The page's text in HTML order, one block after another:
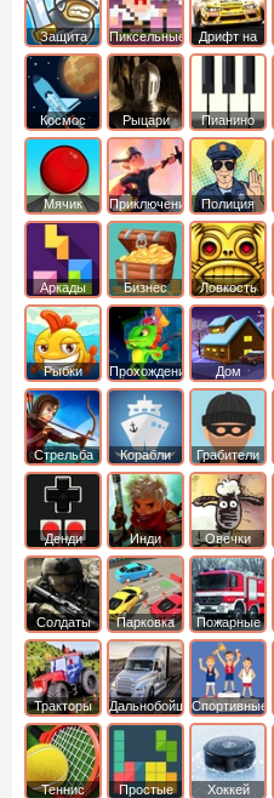
Защита
королевства
Пиксельные
Дрифт на
машинах
Космос Рыцари Пианино
Мячик Приключения Полиция
Аркады
Бизнес
симуляторы
Ловкость
Рыбки Прохождение Дом
Cтрельба
из лука
Корабли Грабители
Денди Инди
Овечки
идут домой
Солдаты
Парковка
машин
Пожарные
машины
Тракторы ДальнобойщикиСпортивные
Теннис Простые Хоккей